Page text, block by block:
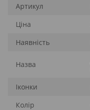
Артикул
Ціна
Наявність
Назва
Іконки
Колір